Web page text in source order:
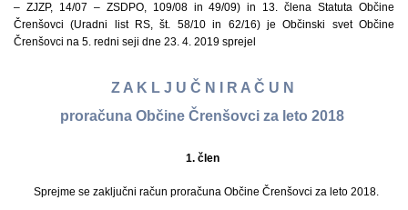
– ZJZP, 14/07 – ZSDPO, 109/08 in 49/09) in 13. člena Statuta Občine
Črenšovci (Uradni list RS, št. 58/10 in 62/16) je Občinski svet Občine
Črenšovci na 5. redni seji dne 23. 4. 2019 sprejel
Z A K L J U Č N I R A Č U N
proračuna Občine Črenšovci za leto 2018
1. člen
Sprejme se zaključni račun proračuna Občine Črenšovci za leto 2018.